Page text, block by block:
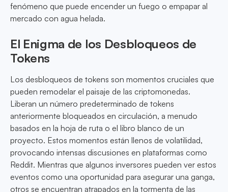
fenómeno que puede encender un fuego o empapar al
mercado con agua helada.
El Enigma de los Desbloqueos de
Tokens
Los desbloqueos de tokens son momentos cruciales que
pueden remodelar el paisaje de las criptomonedas.
Liberan un número predeterminado de tokens
anteriormente bloqueados en circulación, a menudo
basados en la hoja de ruta o el libro blanco de un
proyecto. Estos momentos están llenos de volatilidad,
provocando intensas discusiones en plataformas como
Reddit. Mientras que algunos inversores pueden ver estos
eventos como una oportunidad para asegurar una ganga,
otros se encuentran atrapados en la tormenta de las